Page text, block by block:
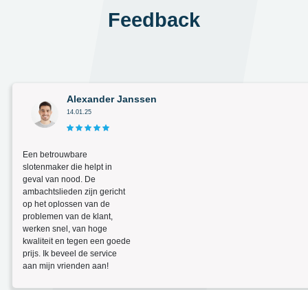
Feedback
Alexander Janssen
14.01.25
Een betrouwbare
slotenmaker die helpt in
geval van nood. De
ambachtslieden zijn gericht
op het oplossen van de
problemen van de klant,
werken snel, van hoge
kwaliteit en tegen een goede
prijs. Ik beveel de service
aan mijn vrienden aan!